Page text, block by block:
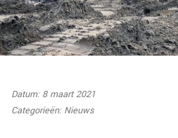
Datum: 8 maart 2021
Categorieën: Nieuws